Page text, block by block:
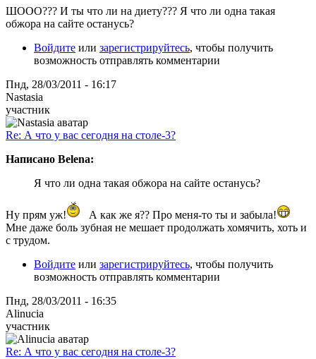
ШООО??? И ты что ли на диету??? Я что ли одна такая
обжора на сайте останусь?
Войдите или зарегистрируйтесь, чтобы получить
возможность отправлять комментарии
Пнд, 28/03/2011 - 16:17
Nastasia
участник
Re: А что у вас сегодня на столе-3?
Написано Belena:
Я что ли одна такая обжора на сайте останусь?
Ну прям уж!
А как же я?? Про меня-то ты и забыла!
Мне даже боль зубная не мешает продолжать хомячить, хоть и
с трудом.
Войдите или зарегистрируйтесь, чтобы получить
возможность отправлять комментарии
Пнд, 28/03/2011 - 16:35
Alinucia
участник
Re: А что у вас сегодня на столе-3?